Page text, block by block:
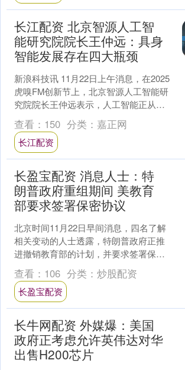
长江配资 北京智源人工智
能研究院院长王仲远：具身
智能发展存在四大瓶颈
新浪科技讯 11月22日上午消息，在2025
虎嗅FM创新节上，北京智源人工智能研
究院院长王仲远表示，人工智能正从语
言学习迈向多模态世界学习。 他表示，
目前来看具....
查看： 150 分类： 嘉正网
长江配资
长盈宝配资 消息人士：特
朗普政府重组期间 美教育
部要求签署保密协议
北京时间11月22日早间消息，四名了解
相关变动的人士透露，特朗普政府正推
进撤销教育部的计划，并要求签署保密
协议，以对政府内部的官方讨论内容进
行保密。 美国教育部....
查看： 106 分类： 炒股配资
长盈宝配资
长牛网配资 外媒爆：美国
政府正考虑允许英伟达对华
出售H200芯片